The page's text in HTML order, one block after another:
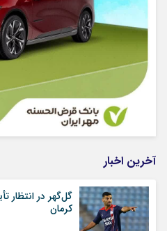
آخرین اخبار
کرمان